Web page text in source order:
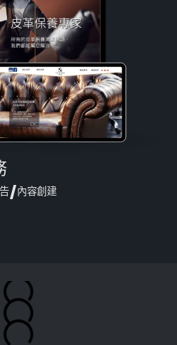
內容創建